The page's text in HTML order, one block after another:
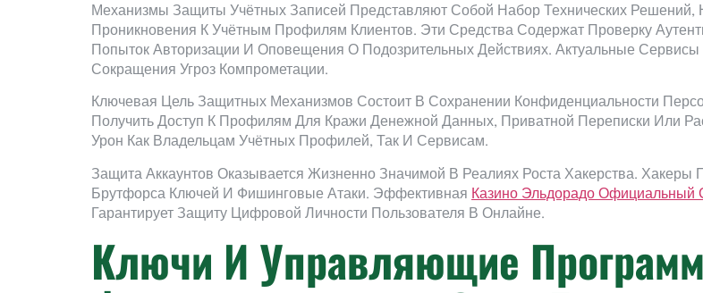
Механизмы Защиты Учётных Записей Представляют Собой Набор Технических
Проникновения К Учётным Профилям Клиентов. Эти Средства Содержат Проверку
Попыток Авторизации И Оповещения О Подозрительных Действиях. Актуальные
Сокращения Угроз Компрометации.
Ключевая Цель Защитных Механизмов Состоит В Сохранении Конфиденциальности
Получить Доступ К Профилям Для Кражи Денежной Данных, Приватной Переписки Или
Урон Как Владельцам Учётных Профилей, Так И Сервисам.
Защита Аккаунтов Оказывается Жизненно Значимой В Реалиях Роста Хакерства.
Брутфорса Ключей И Фишинговые Атаки. Эффективная Казино Эльдорадо Официальный
Гарантирует Защиту Цифровой Личности Пользователя В Онлайне.
Ключи И Управляющие